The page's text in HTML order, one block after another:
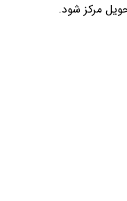
مرکز شود.